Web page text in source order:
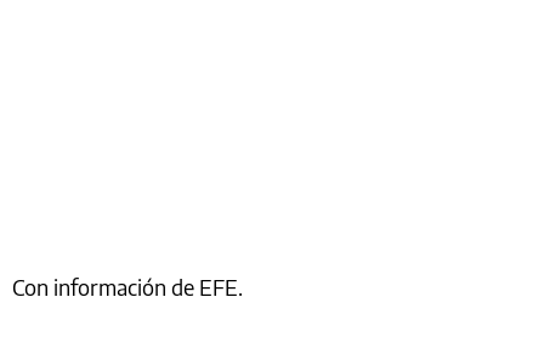
Con información de EFE.